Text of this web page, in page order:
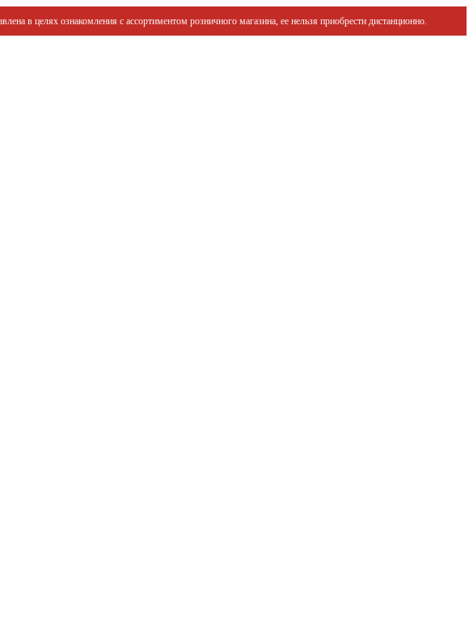
в целях ознакомления с ассортиментом розничного магазина, ее нельзя приобрести дистанционно.